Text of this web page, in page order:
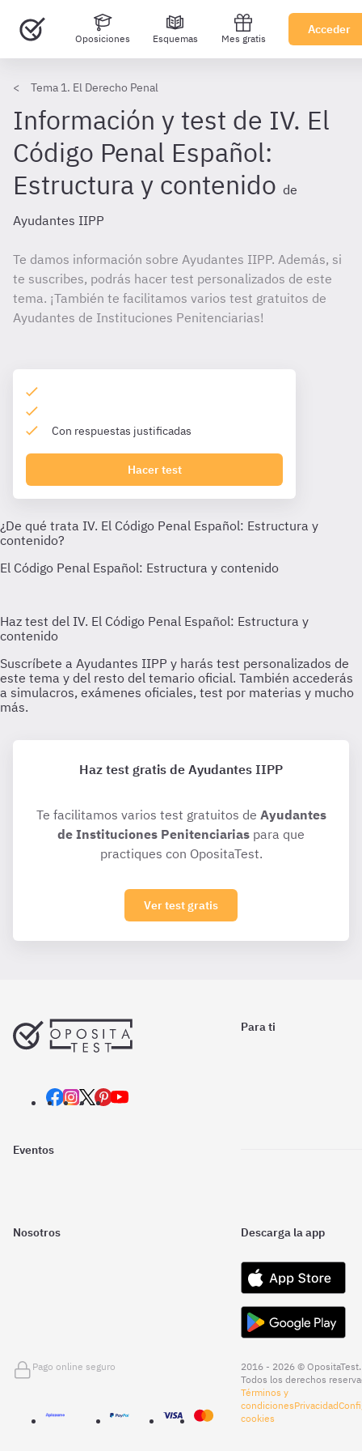
Oposiciones Esquemas Mes gratis
Acceder
Tema 1. El Derecho Penal
Información y test de IV. El
Código Penal Español:
Estructura y contenido de
Ayudantes IIPP
Te damos información sobre Ayudantes IIPP. Además, si
te suscribes, podrás hacer test personalizados de este
tema. ¡También te facilitamos varios test gratuitos de
Ayudantes de Instituciones Penitenciarias!
Con respuestas justificadas
Hacer test
Haz test gratis de Ayudantes IIPP
Te facilitamos varios test gratuitos de Ayudantes
de Instituciones Penitenciarias para que
practiques con OpositaTest.
Ver test gratis
Para ti
Eventos
Nosotros Descarga la app
Pago online seguro
2016 - 2026 © OpositaTest.
Todos los derechos
Términos y
condicionesPrivacidad
cookies